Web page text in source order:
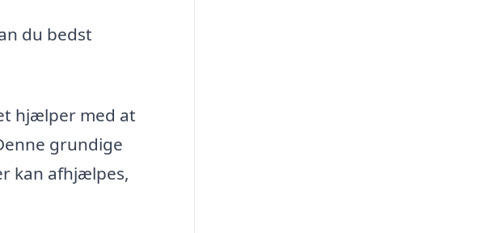
du bedst
hjælper med at
grundige
kan afhjælpes,